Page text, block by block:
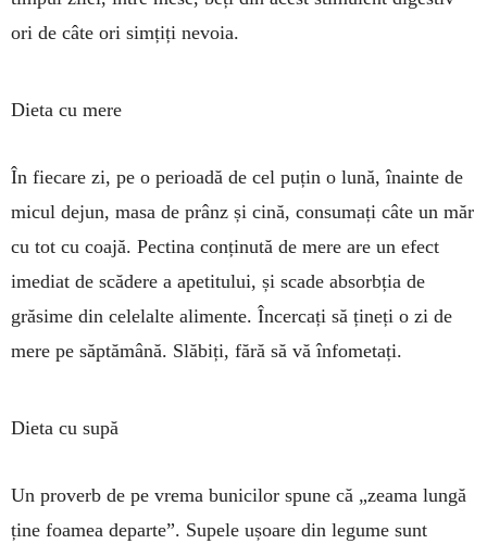
ori de câte ori simțiți nevoia.
Dieta cu mere
În fiecare zi, pe o perioadă de cel puțin o lună, înainte de
micul dejun, masa de prânz și cină, consumați câte un măr
cu tot cu coajă. Pectina conținută de mere are un efect
imediat de scădere a apetitului, și scade absorbția de
grăsime din celelalte alimente. Încercați să ți­neți o zi de
mere pe săp­tămână. Slăbiți, fără să vă înfometați.
Dieta cu supă
Un proverb de pe vrema bunicilor spune că „zeama lungă
ține foamea departe”. Supele ușoare din legume sunt